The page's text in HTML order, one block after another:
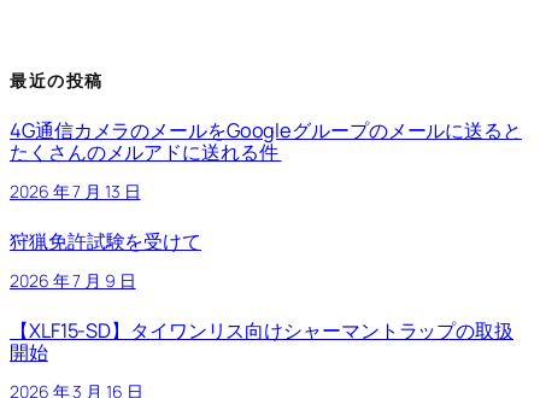
最近の投稿
4G通信カメラのメールをGoogleグループのメールに送ると
たくさんのメルアドに送れる件
2026 年 7 月 13 日
狩猟免許試験を受けて
2026 年 7 月 9 日
【XLF15-SD】タイワンリス向けシャーマントラップの取扱
開始
2026 年 3 月 16 日